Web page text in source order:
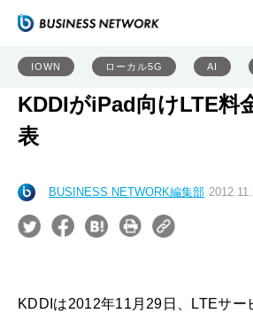
IOWN ローカル5G AI
KDDIがiPad向けLTE料
表
BUSINESS NETWORK編集部
KDDIは2012年11月29日、LTEサー